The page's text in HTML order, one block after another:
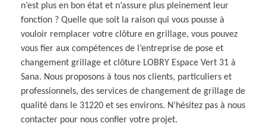
n’est plus en bon état et n’assure plus pleinement leur
fonction ? Quelle que soit la raison qui vous pousse à
vouloir remplacer votre clôture en grillage, vous pouvez
vous fier aux compétences de l’entreprise de pose et
changement grillage et clôture LOBRY Espace Vert 31 à
Sana. Nous proposons à tous nos clients, particuliers et
professionnels, des services de changement de grillage de
qualité dans le 31220 et ses environs. N’hésitez pas à nous
contacter pour nous confier votre projet.